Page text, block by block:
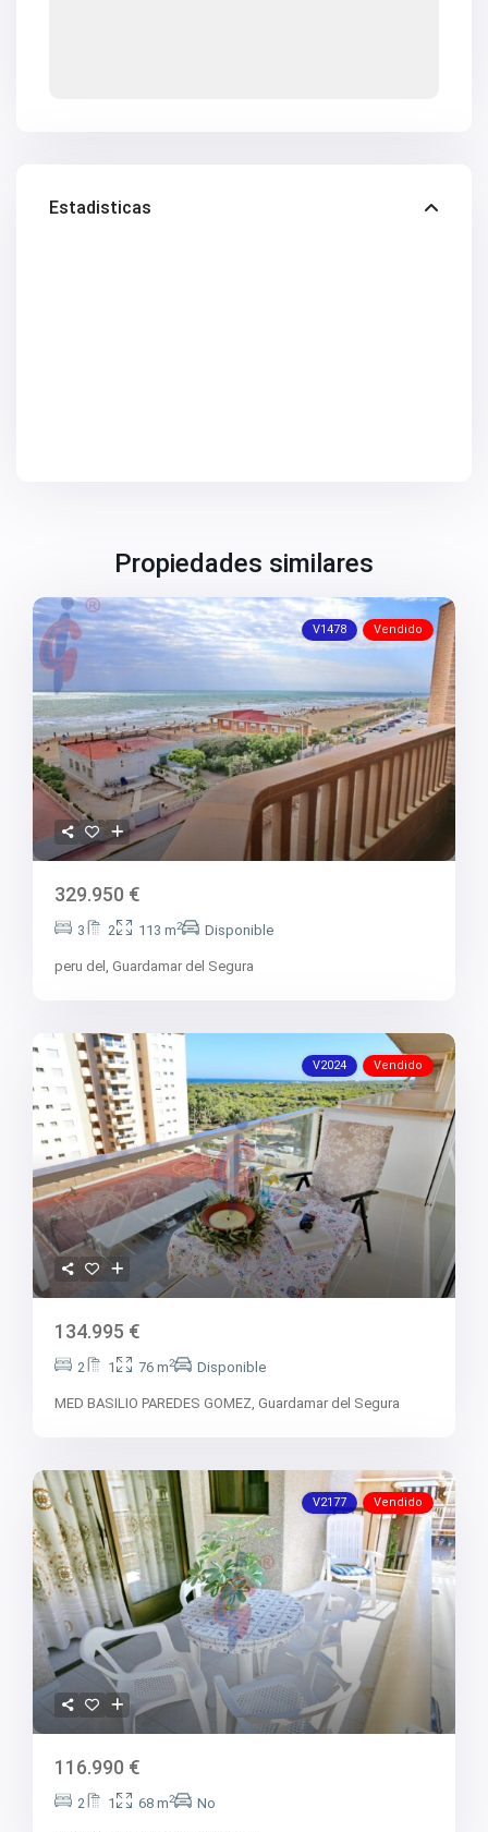
Estadisticas
Propiedades similares
V1478 Vendido
329.950 €
3 2 113 m2 Disponible
peru del,Guardamar del Segura
V2024 Vendido
134.995 €
2 1 76 m2 Disponible
MED BASILIO PAREDES GOMEZ,Guardamar del Segura
V2177 Vendido
116.990 €
2 1 68 m2 No